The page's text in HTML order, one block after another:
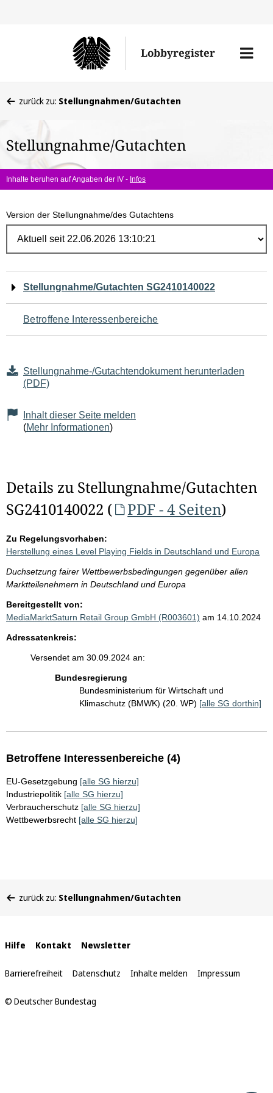
Lobbyregister
Menü
befinden
hier:
zurück zu: Stellungnahmen/Gutachten
Stellungnahme/Gutachten
Inhalte beruhen auf Angaben der IV - Infos
Version der Stellungnahme/des Gutachtens
Navigation
für
den
Seiteninhalt
Stellungnahme/Gutachten SG2410140022
Betroffene Interessenbereiche
Stellungnahme-/Gutachtendokument herunterladen
(PDF)
Inhalt dieser Seite melden
(Mehr Informationen)
Details zu Stellungnahme/Gutachten
SG2410140022 (
PDF - 4 Seiten)
Zu Regelungsvorhaben:
Herstellung eines Level Playing Fields in Deutschland und Europa
Duchsetzung fairer Wettbewerbsbedingungen gegenüber allen
Marktteilenehmern in Deutschland und Europa
Bereitgestellt von:
MediaMarktSaturn Retail Group GmbH (R003601) am 14.10.2024
Adressatenkreis:
Versendet am 30.09.2024 an:
Bundesregierung
Bundesministerium für Wirtschaft und
Klimaschutz (BMWK) (20. WP) [alle SG dorthin]
Betroffene Interessenbereiche (4)
EU-Gesetzgebung [alle SG hierzu]
Industriepolitik [alle SG hierzu]
Verbraucherschutz [alle SG hierzu]
Wettbewerbsrecht [alle SG hierzu]
befinden
zurück zu: Stellungnahmen/Gutachten
Interne
Links
Hilfe Kontakt Newsletter
Barrierefreiheit Datenschutz Inhalte melden Impressum
© Deutscher Bundestag